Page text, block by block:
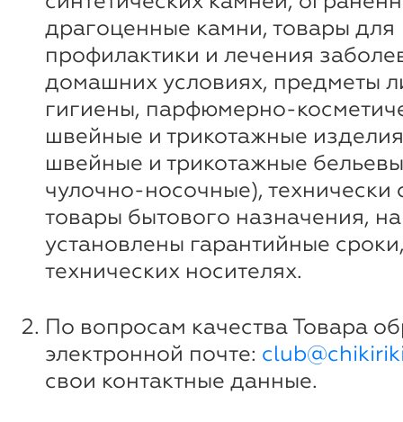
драгоценные камни, товары для
профилактики и лечения
домашних условиях, предметы
гигиены, парфюмерно-
швейные и трикотажные
швейные и трикотажные
чулочно-носочные), технически
товары бытового назначения,
установлены гарантийные
технических носителях.
По вопросам качества Товара
электронной почте:
свои контактные данные.